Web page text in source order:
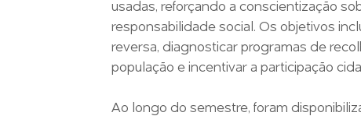
usadas, reforçando a conscientização
responsabilidade social. Os objetivos
reversa, diagnosticar programas de
população e incentivar a participação
Ao longo do semestre, foram